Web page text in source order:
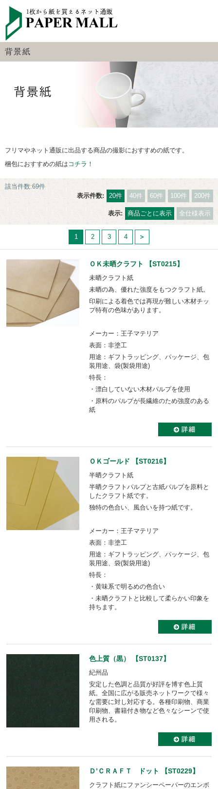
背景紙
フリマやネット通販に出品する商品の撮影におすすめの紙です。
梱包におすすめの紙は コチラ！
該当件数:69件
表示件数:
20件 40件 60件 100件 200件
表示: 商品ごとに表示 全仕様表示
1 2 3 4
ＯＫ未晒クラフト 【ST0215】
未晒クラフト紙
未晒の為、優れた強度をもつクラフト紙。
印刷による着色では再現が難しい木材チッ
プ特有の色味があります。
メーカー：王子マテリア
表面：非塗工
用途：ギフトラッピング、パッケージ、包
装用途、袋(製袋用途)
特長：
・漂白していない木材パルプを使用
・原料のパルプが長繊維のため強度のある
紙
ＯＫゴールド 【ST0216】
半晒クラフト紙
半晒クラフトパルプと古紙パルプを原料と
したクラフト紙です。
独特の色合い、風合いを持つ紙です。
メーカー：王子マテリア
表面：非塗工
用途：ギフトラッピング、パッケージ、包
装用途、袋(製袋用途)
特長：
・黄味系で明るめの色合い
・未晒クラフトと比較して柔らかい印象を
持ちます。
色上質（黒） 【ST0137】
紀州品
安定した色調と品質が好評を博す色上質
紙。全国に広がる販売ネットワークで様々
な需要に対し対応する。各種印刷物、商業
印刷物、書籍付き物など色々なシーンで使
用される。
Ｄ’ＣＲＡＦＴ ドット 【ST0229】
クラフト紙にファンシーペーパーのエンボ